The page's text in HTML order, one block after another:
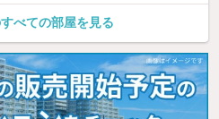
べての部屋を見る